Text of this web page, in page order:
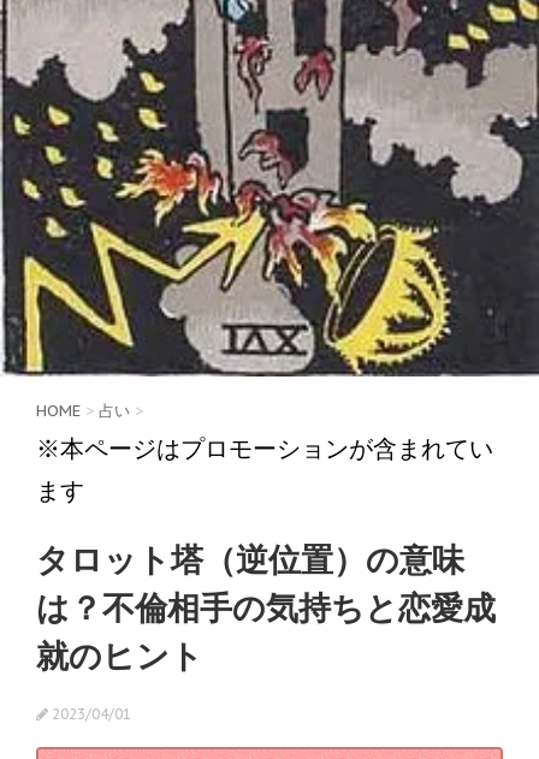
HOME > 占い >
※本ページはプロモーションが含まれてい
ます
タロット塔（逆位置）の意味
は？不倫相手の気持ちと恋愛成
就のヒント
2023/04/01